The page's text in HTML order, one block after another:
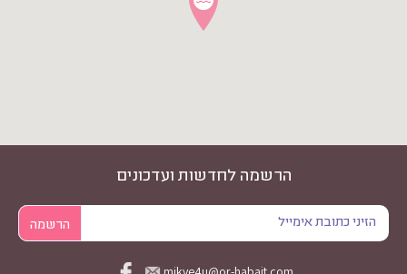
הרשמה לחדשות ועדכונים